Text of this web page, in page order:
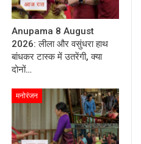
Anupama 8 August
2026: लीला और वसुंधरा हाथ
बांधकर टास्क में उतरेंगी, क्या
दोनों…
मनोरंजन